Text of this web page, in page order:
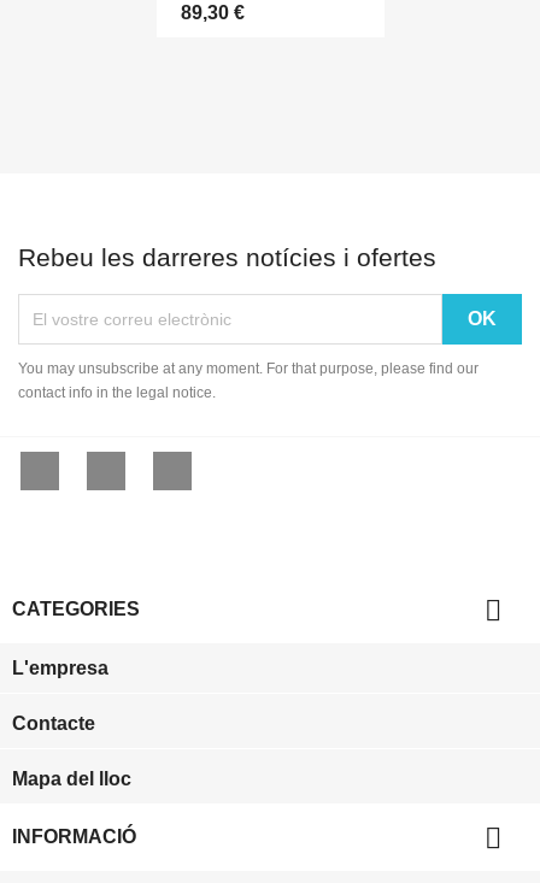
89,30 €
Rebeu les darreres notícies i ofertes
You may unsubscribe at any moment. For that purpose, please find our
contact info in the legal notice.
CATEGORIES 
L'empresa
Contacte
Mapa del lloc
INFORMACIÓ 